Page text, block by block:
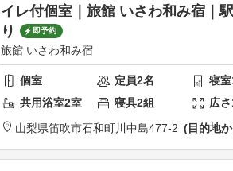
イレ付個室｜旅館 いさわ和み宿｜
り
即予約
旅館 いさわ和み宿
個室 定員2名 寝室
共用浴室2室 寝具2組 広さ
山梨県笛吹市石和町川中島477-2 目的地